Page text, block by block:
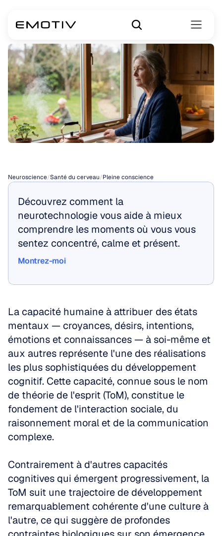
Neuroscience/Santé du cerveau/Pleine conscience
Découvrez comment la
neurotechnologie vous aide à mieux
comprendre les moments où vous vous
sentez concentré, calme et présent.
Montrez-moi
La capacité humaine à attribuer des états
mentaux — croyances, désirs, intentions,
émotions et connaissances — à soi-même et
aux autres représente l'une des réalisations
les plus sophistiquées du développement
cognitif. Cette capacité, connue sous le nom
de théorie de l'esprit (ToM), constitue le
fondement de l'interaction sociale, du
raisonnement moral et de la communication
complexe.
Contrairement à d'autres capacités
cognitives qui émergent progressivement, la
ToM suit une trajectoire de développement
remarquablement cohérente d'une culture à
l'autre, ce qui suggère de profondes